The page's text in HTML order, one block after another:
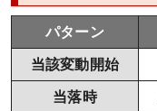
パターン
当該変動開始
当落時